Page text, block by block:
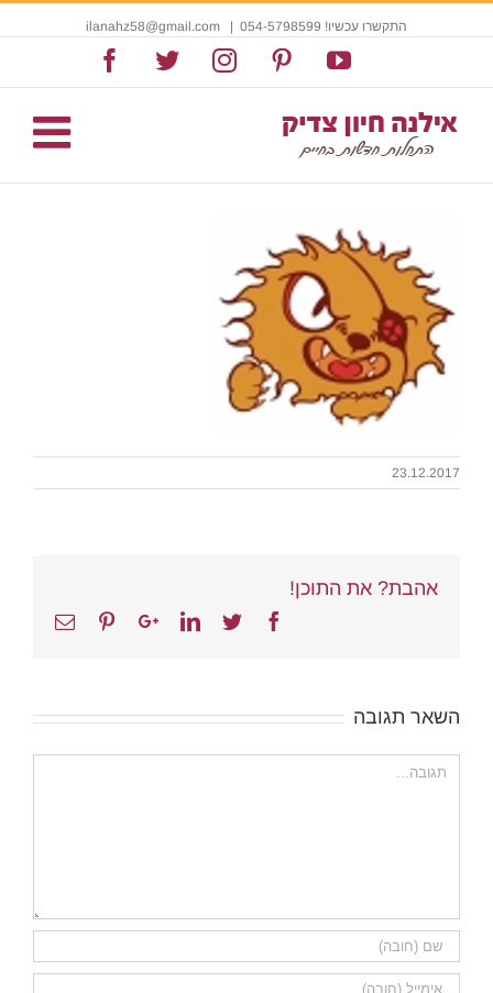
התקשרו עכשיו! 054-5798599 |
YouTube
Pinterest
Instagram
Twitter
23.12.2017
אהבת? את התוכן!
Facebook
Twitter
Linkedin
Google+
Pinterest
Email
השאר תגובה
הערה